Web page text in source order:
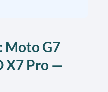
Moto G7
X7 Pro —